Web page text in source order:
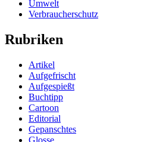
Umwelt
Verbraucherschutz
Rubriken
Artikel
Aufgefrischt
Aufgespießt
Buchtipp
Cartoon
Editorial
Gepanschtes
Glosse